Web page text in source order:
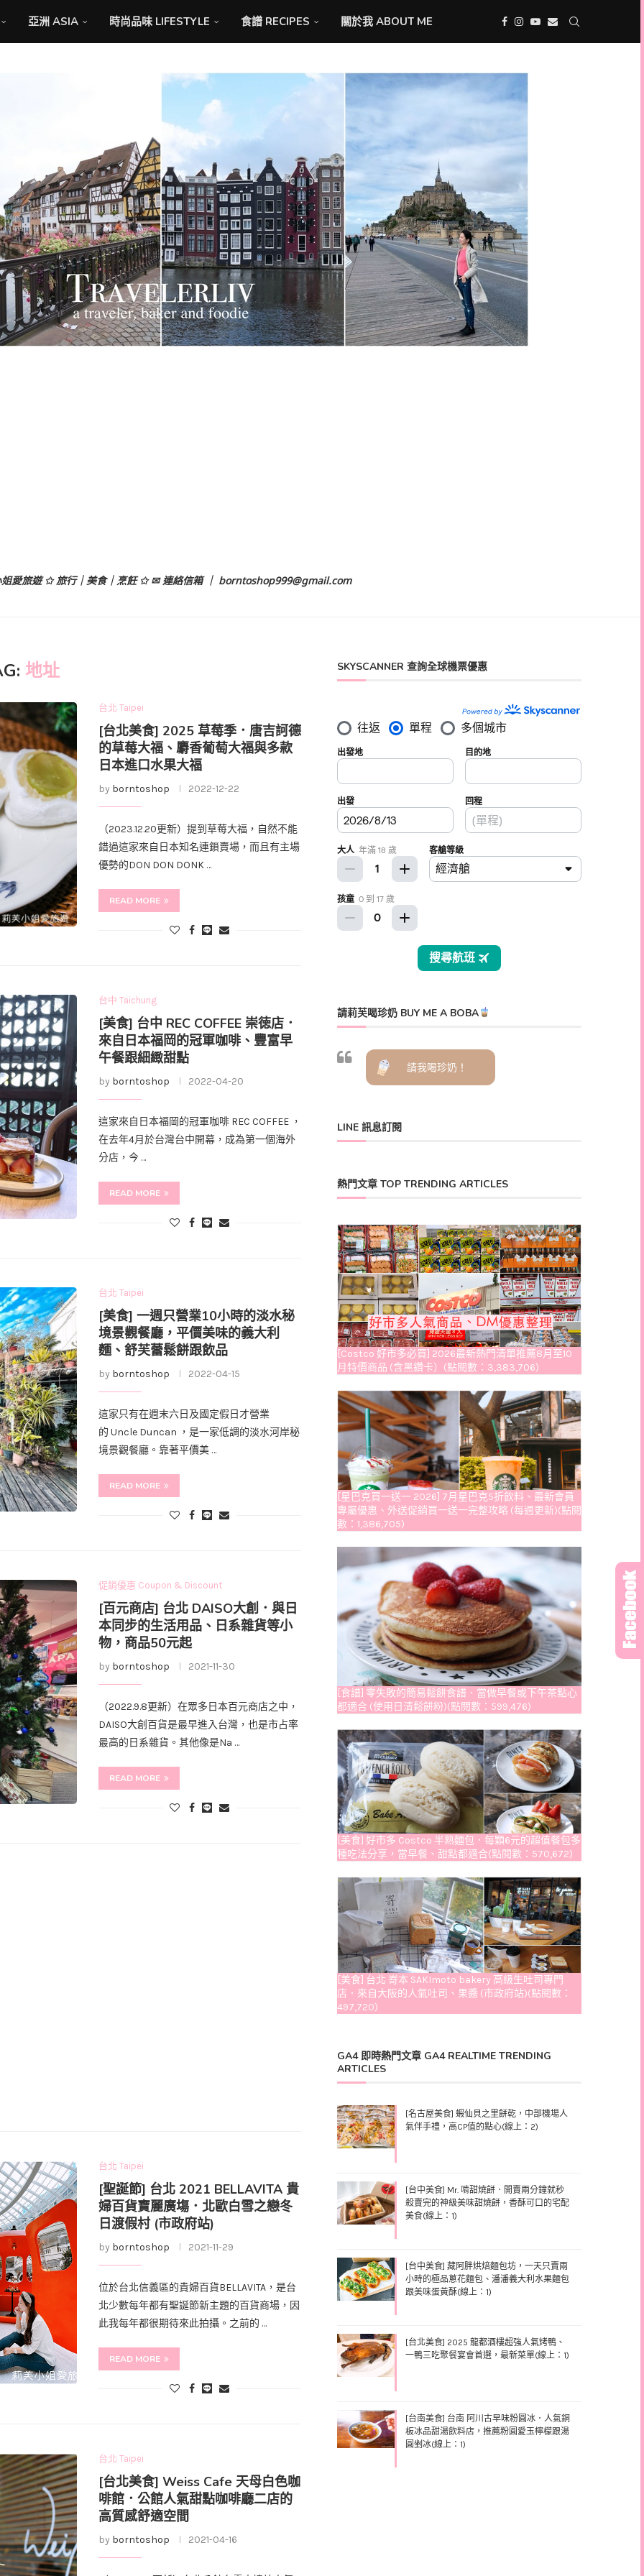
亞洲 ASIA 時尚品味 LIFESTYLE 食譜 RECIPES 關於我 ABOUT ME
愛旅遊 ✩ 旅行｜美食｜烹飪 ✩ ✉ 連絡信箱 ｜ borntoshop999@gmail.com
地址
台北 Taipei
[台北美食] 2025 草莓季．唐吉訶德
的草莓大福、麝香葡萄大福與多款
日本進口水果大福
by borntoshop 2022-12-22
（2023.12.20更新）提到草莓大福，自然不能
錯過這家來自日本知名連鎖賣場，而且有主場
優勢的DON DON DONK …
READ MORE
台中 Taichung
[美食] 台中 REC COFFEE 崇徳店．
來自日本福岡的冠軍咖啡、豐富早
午餐跟細緻甜點
by borntoshop 2022-04-20
這家來自日本福岡的冠軍咖啡 REC COFFEE ，
在去年4月於台灣台中開幕，成為第一個海外
分店，今 …
READ MORE
台北 Taipei
[美食] 一週只營業10小時的淡水秘
境景觀餐廳，平價美味的義大利
麵、舒芙蕾鬆餅跟飲品
by borntoshop 2022-04-15
這家只有在週末六日及國定假日才營業
的 Uncle Duncan ，是一家低調的淡水河岸秘
境景觀餐廳。靠著平價美 …
READ MORE
促銷優惠 Coupon & Discount
[百元商店] 台北 DAISO大創．與日
本同步的生活用品、日系雜貨等小
物，商品50元起
by borntoshop 2021-11-30
（2022.9.8更新）在眾多日本百元商店之中，
DAISO大創百貨是最早進入台灣，也是市占率
最高的日系雜貨。其他像是Na …
READ MORE
台北 Taipei
[聖誕節] 台北 2021 BELLAVITA 貴
婦百貨寶麗廣塲．北歐白雪之戀冬
日渡假村 (市政府站)
by borntoshop 2021-11-29
位於台北信義區的貴婦百貨BELLAVITA，是台
北少數每年都有聖誕節新主題的百貨商場，因
此我每年都很期待來此拍攝。之前的 …
READ MORE
台北 Taipei
[台北美食] Weiss Cafe 天母白色咖
啡館．公館人氣甜點咖啡廳二店的
高質感舒適空間
by borntoshop 2021-04-16
SKYSCANNER 查詢全球機票優惠
請莉芙喝珍奶 BUY ME A BOBA
請我喝珍奶！
LINE 訊息訂閱
熱門文章 TOP TRENDING ARTICLES
[Costco 好市多必買] 2026最新熱門清單推薦8月至10
月特價商品 (含黑鑽卡）(點閱數：3,383,706)
[星巴克買一送一 2026] 7月星巴克5折飲料、最新會員
專屬優惠、外送促銷買一送一完整攻略 (每週更新)(點閱
數：1,386,705)
[食譜] 零失敗的簡易鬆餅食譜．當做早餐或下午茶點心
都適合 (使用日清鬆餅粉)(點閱數：599,476)
[美食] 好市多 Costco 半熟麵包．每顆6元的超值餐包多
種吃法分享，當早餐、甜點都適合(點閱數：570,672)
[美食] 台北 嵜本 SAKImoto bakery 高級生吐司專門
店．來自大阪的人氣吐司、果醬 (市政府站)(點閱數：
497,720)
GA4 即時熱門文章 GA4 REALTIME TRENDING
ARTICLES
[名古屋美食] 蝦仙貝之里餅乾，中部機場人
氣伴手禮，高CP值的點心(線上：2)
[台中美食] Mr. 啃甜燒餅．開賣兩分鐘就秒
殺賣完的神級美味甜燒餅，香酥可口的宅配
美食(線上：1)
[台中美食] 藏阿胖烘焙麵包坊，一天只賣兩
小時的極品蔥花麵包、潘潘義大利水果麵包
跟美味蛋黃酥(線上：1)
[台北美食] 2025 龍都酒樓超強人氣烤鴨、
一鴨三吃聚餐宴會首選，最新菜單(線上：1)
[台南美食] 台南 阿川古早味粉圓冰．人氣銅
板冰品甜湯飲料店，推薦粉圓愛玉檸檬跟湯
圓剉冰(線上：1)